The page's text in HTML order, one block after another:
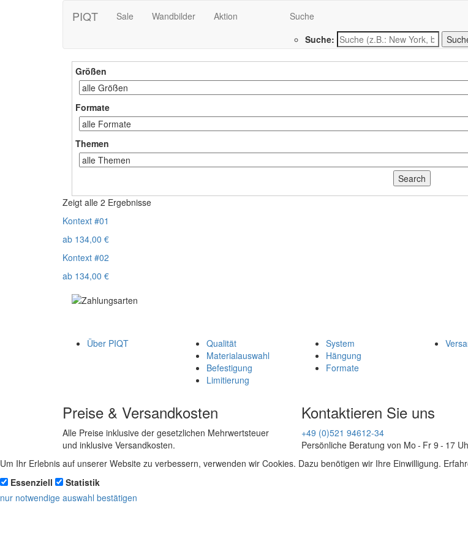
PIQT Sale Wandbilder Aktion
Suche
Suche:
Größen
Formate
Themen
Zeigt alle 2 Ergebnisse
Kontext #01
ab 134,00 €
Kontext #02
ab 134,00 €
Über PIQT
Qualität
Materialauswahl
Befestigung
Limitierung
System
Hängung
Formate
Preise & Versandkosten
Alle Preise inklusive der gesetzlichen Mehrwertsteuer
und inklusive Versandkosten.
Kontaktieren Sie uns
+49 (0)521 94612-34
Persönliche Beratung von Mo - Fr 9 - 17
Um Ihr Erlebnis auf unserer Website zu verbessern, verwenden wir Cookies. Dazu benötigen wir Ihre Einwilligung.
Essenziell
Statistik
nur notwendige auswahl bestätigen